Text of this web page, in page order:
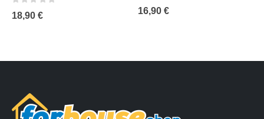
18,90 € 16,90 €